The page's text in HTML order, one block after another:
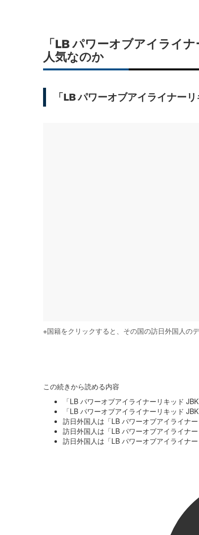
「LB パワーオブアイライ
人気なのか
「LB パワーオブアイライナー
※国籍をクリックすると、その国の訪日外国人の
この続きから読める内容
「LB パワーオブアイライナーリキッド
「LB パワーオブアイライナーリキッド
訪日外国人は「LB パワーオブアイライナ
訪日外国人は「LB パワーオブアイライナ
訪日外国人は「LB パワーオブアイライナ